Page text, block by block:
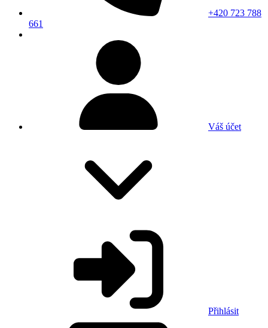
+420 723 788
661
Váš účet
Přihlásit